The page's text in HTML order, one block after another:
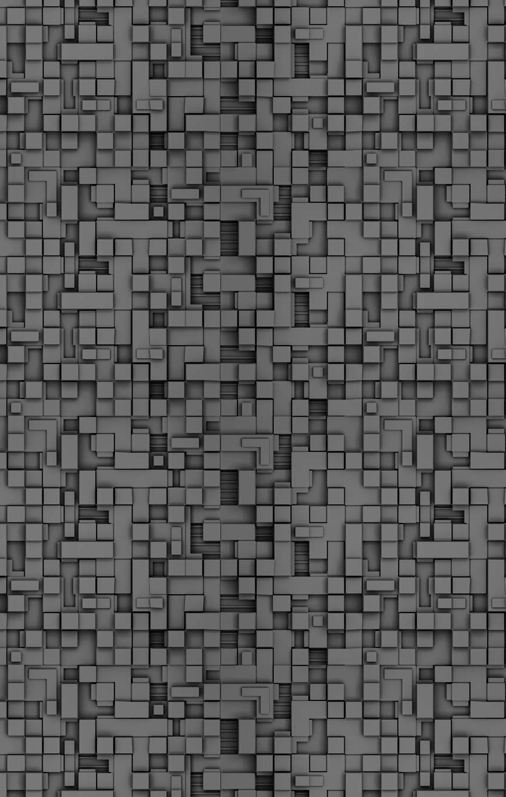
σε δήμους της χώρας. Το Dimastin, αναζητεί σχετικό
φωτογραφικό υλικό στο διαδίκτυο και σας το παρουσιάζει σε
αυτή την ανάρτηση. Επίσης, σας καλούμε, αν διαπιστώσετε ότι
μας έχουν "ξεφύγει" ορκωμοσίες, μπορείτε να στέλνετε το
φωτογραφικό τους υλικό στο dimasthes@gmail.gr ώστε να το
δημοσιεύουμε εδώ, άμεσα.
MAR
Θεσσαλονίκη: Ορκίστηκαν οι 75 νέοι δημοτικοί
αστυνομικοί – Τι τους ζήτησε ο Αγγελούδης
Ενισχύεται το έργο της δημοτικής αστυνομίας στο δήμο
Θεσσαλονίκης καθώς το πρωί της Τετάρτης 18 Μαρτίου
ορκίστηκαν οι 75 νέοι δημοτικοί αστυνομικοί.
«Με αυτούς, σε λίγους μήνες αποκτά ένα ισχυρό σώμα η
δημοτική αστυνομία. Θα είναι πιο κοντά στον πολίτη. Είχα την
ευκαιρία να είμαι σήμερα στην ορκωμοσία τους.
MAR
Ξεκίνησαν εδώ και μια εβδομάδα οι αφίξεις των
νεοπροσληφθέντων Δημοτικών Αστυνομικών στους
δήμους και οι ορκωμοσίες τους - Πλήρες
Μεγάλες μέρες ζει ο "οργανισμός" της Δημοτικής Αστυνομίας!
Να θυμίσουμε ότι κανονικές προσλήψεις στην Δημοτική
Αστυνομία έχουν να γίνουν από το 2010. Δεκαέξι ολόκληρα
χρόνια! Και βέβαια, ακόμη και με αυτές τις προσλήψεις, δεν
φτάνουμε ούτε τα 2/3 των Δημοτικών Αστυνομικών που
υπηρετούσαν το 2013 προ της κατάργησης της υπηρεσίας με
απόφαση του σημερινού πρωθυπουργού Κυριάκου Μητσοτάκη. Ας
είναι...
2
Δημοτική Αστυνομία Θεσσαλονίκης: Διμηνιαίος
απολογισμός ελέγχων τήρησης νομοθεσίας
Τον απολογισμό των δράσεων ελέγχου για τα ζώα συντροφιάς
κατά το δίμηνο Ιανουαρίου – Φεβρουαρίου 2026 παρουσιάζει η
Δημοτική Αστυνομία Θεσσαλονίκης, με στόχο την προστασία των
ζώων και την ομαλή συμβίωση στην πόλη.
FEB
18
ΣτΕ: Οριστική απόρριψη της επαναφοράς του 13ου
και 14ου μισθού για τους δημοσίους υπαλλήλους
Με την απόφαση αυτή, το ΣτΕ απορρίπτει οριστικά τις
αξιώσεις των δημοσίων υπαλλήλων για επαναφορά των
δώρων, επικυρώνοντας την τρέχουσα κατάσταση παρά τις
αντιδράσεις της ΑΔΕΔΥ
Το ΣτΕ απέρριψε οριστικά την προσφυγή της ΑΔΕΔΥ και ενός
εκπαιδευτικού για την επαναφορά των δώρων Χριστουγέννων,
Πάσχα και θερινής άδειας (13ος και 14ος μισθός) στους
εργαζόμενους του δημόσιου τομέα, κλείνοντας μια μακρά
διαμάχη δεκαετιών που αφορούσε τις μνημονιακές περικοπές.
Γνωστοποίηση έκδοσης οριστικών αποτελεσμάτων –
Παροχή οδηγιών.
► Δείτε/κατεβάστε την πολυαναμενόμενη εγκύκλιο του Υπ.
FEB
1
Με διαρροή 2 μέρες πριν την στάση εργασίας
ενημερώνει το ΣτΕ για την απόρριψη της επαναφοράς